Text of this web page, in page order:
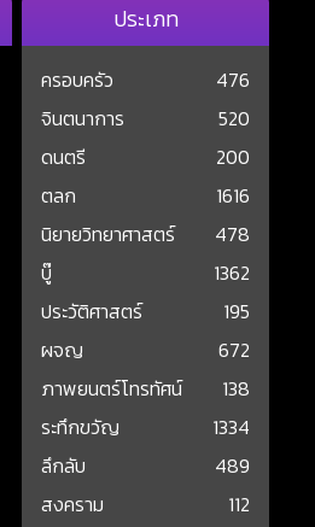
ประเภท
ครอบครัว
476
จินตนาการ
520
ดนตรี
200
ตลก
1616
นิยายวิทยาศาสตร์
478
บู๊
1362
ประวัติศาสตร์
195
ผจญ
672
ภาพยนตร์โทรทัศน์
138
ระทึกขวัญ
1334
ลึกลับ
489
สงคราม
112